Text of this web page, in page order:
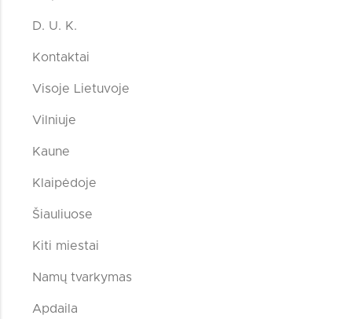
D. U. K.
Kontaktai
Visoje Lietuvoje
Vilniuje
Kaune
Klaipėdoje
Šiauliuose
Kiti miestai
Namų tvarkymas
Apdaila